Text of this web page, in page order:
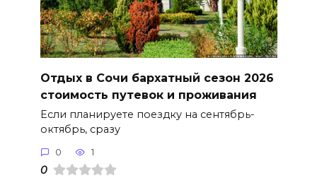
Отдых в Сочи бархатный сезон 2026
стоимость путевок и проживания
Если планируете поездку на сентябрь-
октябрь, сразу
0 1
0